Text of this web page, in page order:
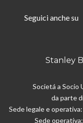
Seguici anche su
Stanley
Societá a Socio
da parte
Sede legale e
Sede